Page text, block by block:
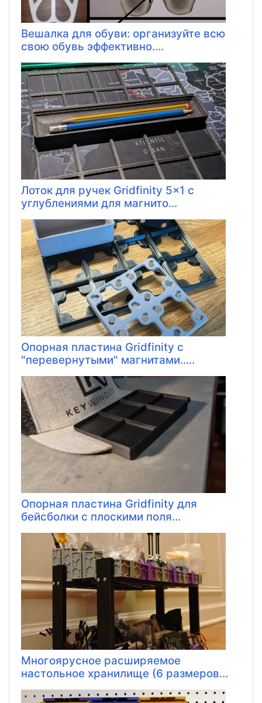
Вешалка для обуви: организуйте всю
свою обувь эффективно....
Лоток для ручек Gridfinity 5x1 с
углублениями для магнито...
Опорная пластина Gridfinity с
"перевернутыми" магнитами.....
Опорная пластина Gridfinity для
бейсболки с плоскими поля...
Многоярусное расширяемое
настольное хранилище (6 размеров...